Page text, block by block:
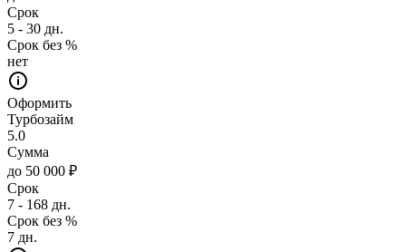
Срок
5 - 30 дн.
Срок без %
нет
Оформить
Турбозайм
5.0
Сумма
до 50 000 ₽
Срок
7 - 168 дн.
Срок без %
7 дн.